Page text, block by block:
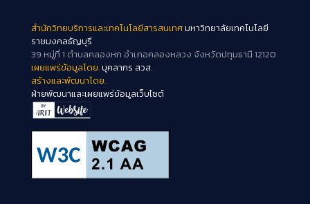
สำนักวิทยบริการและเทคโนโลยีสารสนเทศมหาวิทยาลัยเทคโนโลยี
ราชมงคลธัญบุรี
39 หมู่ที่ 1 ตำบลคลองหก อำเภอคลองหลวง จังหวัดปทุมธานี 12120
เผยแพร่ข้อมูลโดย.บุคลากร สวส.
สร้างและพัฒนาโดย.
ฝ่ายพัฒนาและเผยแพร่ข้อมูลเว็บไซต์